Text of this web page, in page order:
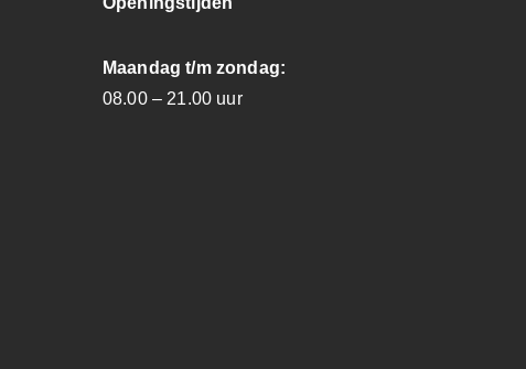
Maandag t/m zondag:
08.00 – 21.00 uur